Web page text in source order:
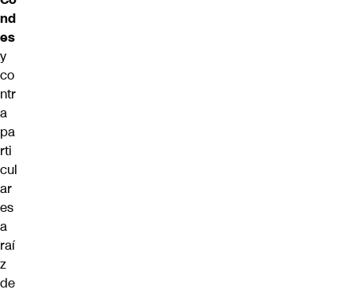
nd
es
y
co
ntr
a
pa
rti
cul
ar
es
a
raí
z
de